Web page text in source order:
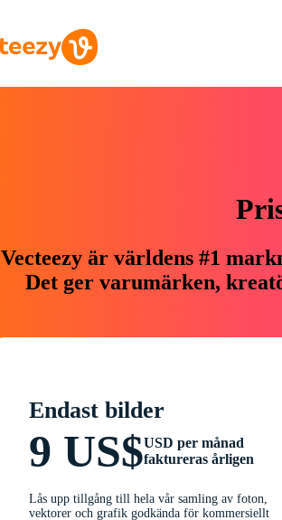
Vecteezy är världens #1
Det ger varumärken,
Endast bilder
9 US$USD per månad
faktureras årligen
Lås upp tillgång till hela vår samling av foton,
vektorer och grafik godkända för kommersiellt